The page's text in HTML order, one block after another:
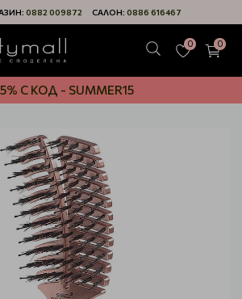
0882 009872 САЛОН: 0886 616467
0 0
С КОД - SUMMER15